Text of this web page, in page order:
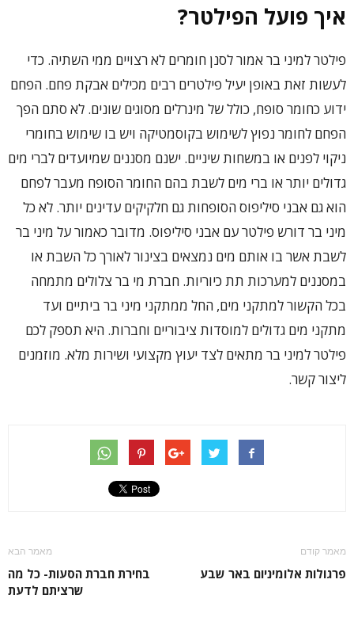
איך פועל הפילטר?
פילטר למיני בר אמור לסנן חומרים לא רצויים ממי השתיה. כדי
לעשות זאת באופן יעיל פילטרים רבים מכילים אבקת פחם. הפחם
ידוע כחומר סופח, כולל של מינרלים מסוגים שונים. לא סתם הפך
הפחם לחומר נפוץ לשימוש בקוסמטיקה ויש בו שימוש בחומרי
ניקוי לפנים או במשחות שיניים. ישנם מסננים שמיועדים לברי מים
גדולים יותר או ברי מים לשבת בהם החומר הסופח מעבר לפחם
הוא גם אבני סיליפוס הסופחות גם חלקיקים עדינים יותר. לא כל
מיני בר דורש פילטר עם אבני סיליפוס. מדובר כאמור על מיני בר
לשבת אשר בו אותם מים נמצאים בצינור לאורך כל השבת או
במסננים למערכות תת כיוריות. חברת מי בר צלולים מתמחה
בכל הקשור למתקני מים, החל ממתקני מיני בר ביתיים ועד
מתקני מים גדולים למוסדות ציבוריים וחברות. היא תספק לכם
פילטר למיני בר מתאים לצד יעוץ מקצועי ושירות מלא. מוזמנים
ליצור קשר.
מאמר קודם
פרגולות אלומיניום באר שבע
מאמר הבא
בחירת חברת הסעות- כל מה
שרציתם לדעת